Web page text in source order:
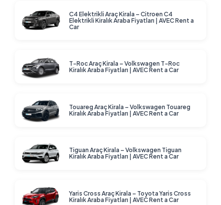
C4 Elektrikli Araç Kirala – Citroen C4
Elektrikli Kiralık Araba Fiyatları | AVEC Rent a
Car
T-Roc Araç Kirala – Volkswagen T-Roc
Kiralık Araba Fiyatları | AVEC Rent a Car
Touareg Araç Kirala – Volkswagen Touareg
Kiralık Araba Fiyatları | AVEC Rent a Car
Tiguan Araç Kirala – Volkswagen Tiguan
Kiralık Araba Fiyatları | AVEC Rent a Car
Yaris Cross Araç Kirala – Toyota Yaris Cross
Kiralık Araba Fiyatları | AVEC Rent a Car